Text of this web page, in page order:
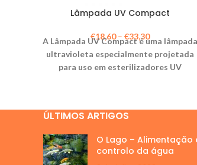
Lâmpada UV Compact
€18,60–€33,30
A Lâmpada UV Compact é uma lâmpada
ultravioleta especialmente projetada
para uso em esterilizadores UV
ÚLTIMOS ARTIGOS
O Lago – Alimentação
controlo da água